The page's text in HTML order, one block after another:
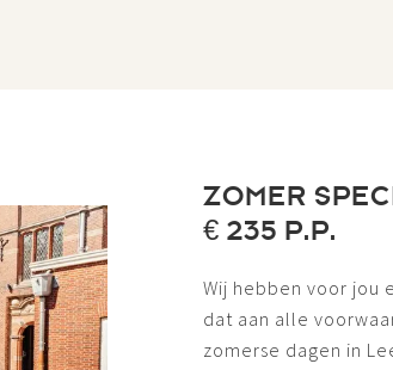
ZOMER
€ 235 P.P.
Wij hebben voor jou
dat aan alle
zomerse dagen in